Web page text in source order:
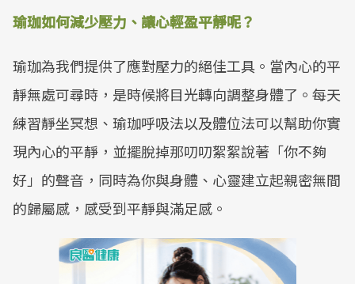
瑜珈如何減少壓力、讓心輕盈平靜呢？
瑜珈為我們提供了應對壓力的絕佳工具。當內心的平
靜無處可尋時，是時候將目光轉向調整身體了。每天
練習靜坐冥想、瑜珈呼吸法以及體位法可以幫助你實
現內心的平靜，並擺脫掉那叨叨絮絮說著「你不夠
好」的聲音，同時為你與身體、心靈建立起親密無間
的歸屬感，感受到平靜與滿足感。